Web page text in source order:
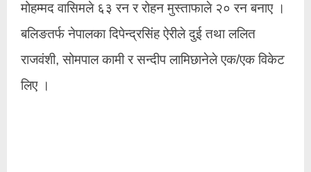
मोहम्मद वासिमले ६३ रन र रोहन मुस्ताफाले २० रन बनाए ।
बलिङतर्फ नेपालका दिपेन्द्रसिंह ऐरीले दुई तथा ललित
राजवंशी, सोमपाल कामी र सन्दीप लामिछानेले एक/एक विकेट
लिए ।